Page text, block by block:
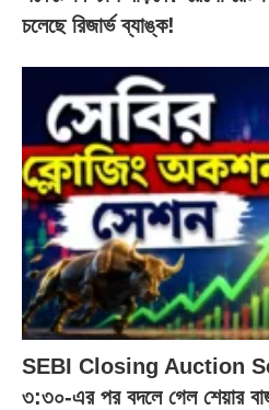
চলেছে রিজার্ভ ব্যাঙ্ক!
SEBI Closing Auction
৩:৩০-এর পর বদলে গেল শেয়ার